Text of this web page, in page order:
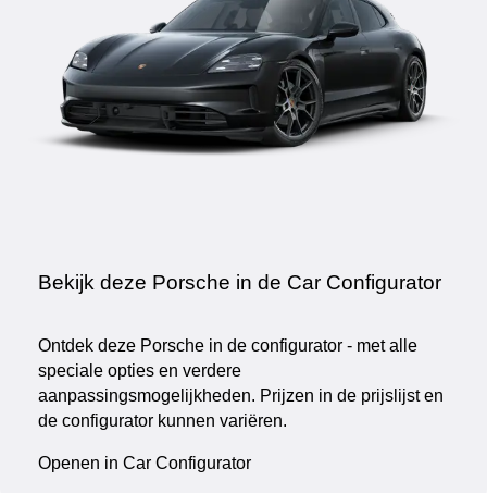
Bekijk deze Porsche in de Car Configurator
Ontdek deze Porsche in de configurator - met alle
speciale opties en verdere
aanpassingsmogelijkheden. Prijzen in de prijslijst en
de configurator kunnen variëren.
Openen in Car Configurator